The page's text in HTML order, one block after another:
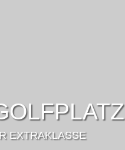
EXTRAKLASSE